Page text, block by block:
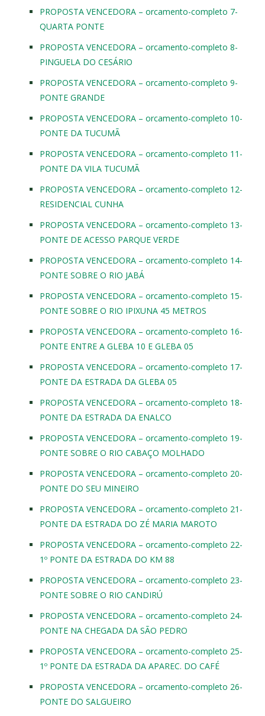
PROPOSTA VENCEDORA – orcamento-completo 7-
QUARTA PONTE
PROPOSTA VENCEDORA – orcamento-completo 8-
PINGUELA DO CESÁRIO
PROPOSTA VENCEDORA – orcamento-completo 9-
PONTE GRANDE
PROPOSTA VENCEDORA – orcamento-completo 10-
PONTE DA TUCUMÃ
PROPOSTA VENCEDORA – orcamento-completo 11-
PONTE DA VILA TUCUMÃ
PROPOSTA VENCEDORA – orcamento-completo 12-
RESIDENCIAL CUNHA
PROPOSTA VENCEDORA – orcamento-completo 13-
PONTE DE ACESSO PARQUE VERDE
PROPOSTA VENCEDORA – orcamento-completo 14-
PONTE SOBRE O RIO JABÁ
PROPOSTA VENCEDORA – orcamento-completo 15-
PONTE SOBRE O RIO IPIXUNA 45 METROS
PROPOSTA VENCEDORA – orcamento-completo 16-
PONTE ENTRE A GLEBA 10 E GLEBA 05
PROPOSTA VENCEDORA – orcamento-completo 17-
PONTE DA ESTRADA DA GLEBA 05
PROPOSTA VENCEDORA – orcamento-completo 18-
PONTE DA ESTRADA DA ENALCO
PROPOSTA VENCEDORA – orcamento-completo 19-
PONTE SOBRE O RIO CABAÇO MOLHADO
PROPOSTA VENCEDORA – orcamento-completo 20-
PONTE DO SEU MINEIRO
PROPOSTA VENCEDORA – orcamento-completo 21-
PONTE DA ESTRADA DO ZÉ MARIA MAROTO
PROPOSTA VENCEDORA – orcamento-completo 22-
1º PONTE DA ESTRADA DO KM 88
PROPOSTA VENCEDORA – orcamento-completo 23-
PONTE SOBRE O RIO CANDIRÚ
PROPOSTA VENCEDORA – orcamento-completo 24-
PONTE NA CHEGADA DA SÃO PEDRO
PROPOSTA VENCEDORA – orcamento-completo 25-
1º PONTE DA ESTRADA DA APAREC. DO CAFÉ
PROPOSTA VENCEDORA – orcamento-completo 26-
PONTE DO SALGUEIRO